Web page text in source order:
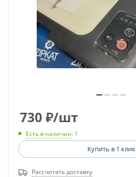
730 ₽/шт
Есть в наличии: 1
Купить в 1 клик
Рассчитать доставку